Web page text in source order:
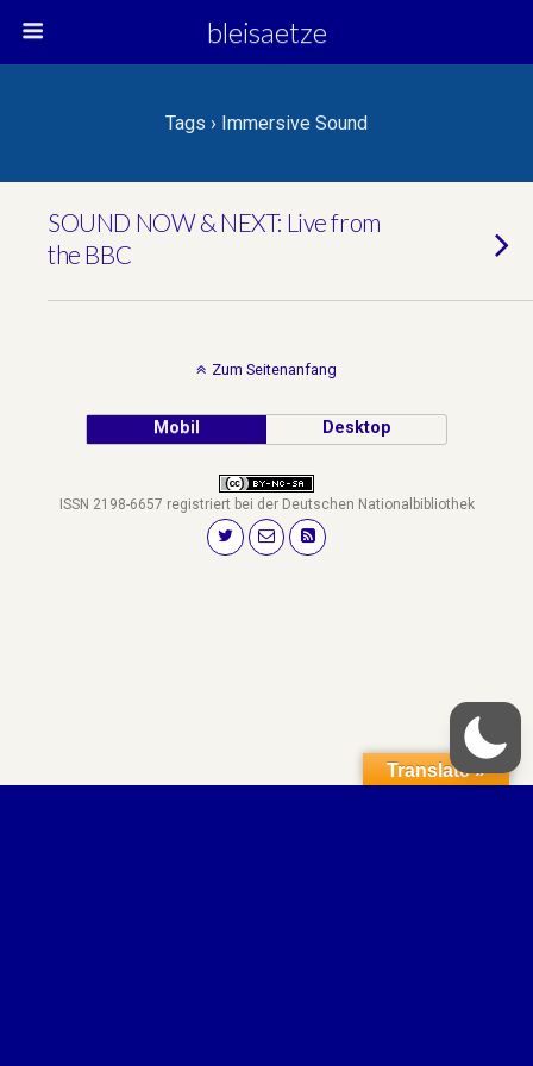
bleisaetze
Tags › Immersive Sound
SOUND NOW & NEXT: Live from
the BBC
Zum Seitenanfang
Mobil Desktop
ISSN 2198-6657 registriert bei der Deutschen Nationalbibliothek
Translate »